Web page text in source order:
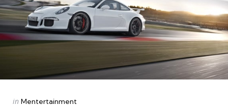
Categories
Posted
in Mentertainment